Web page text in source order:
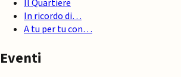
Il Quartiere
In ricordo di…
A tu per tu con…
Eventi